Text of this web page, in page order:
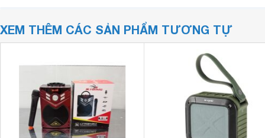
XEM THÊM CÁC SẢN PHẨM TƯƠNG TỰ